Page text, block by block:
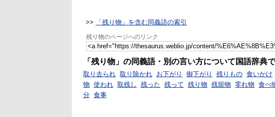
>> 「残り物」を含む同義語の索引
残り物のページへのリンク
「残り物」の同義語・別の言い方について国語辞典
取り去られ 取り除かれ お下がり 御下がり 残りもの 食いかけ
物 使われ 取残し 残った 残って 残り物 残留物 零れ物 食べ
分 食事